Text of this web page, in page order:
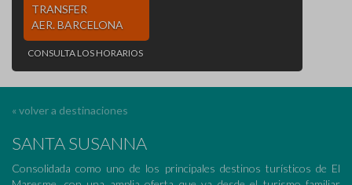
TRANSFER
AER. BARCELONA
CONSULTA LOS HORARIOS
« volver a destinaciones
SANTA SUSANNA
Consolidada como uno de los principales destinos turísticos de El